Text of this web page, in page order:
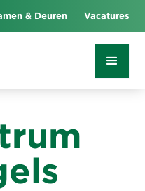
& Deuren Vacatures